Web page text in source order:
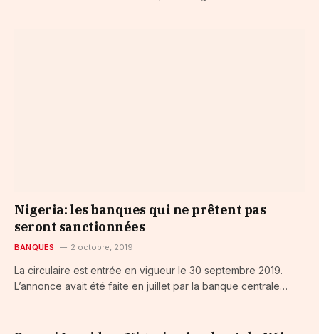
Nigeria: les banques qui ne prêtent pas
seront sanctionnées
BANQUES 2 octobre, 2019
La circulaire est entrée en vigueur le 30 septembre 2019.
L’annonce avait été faite en juillet par la banque centrale…